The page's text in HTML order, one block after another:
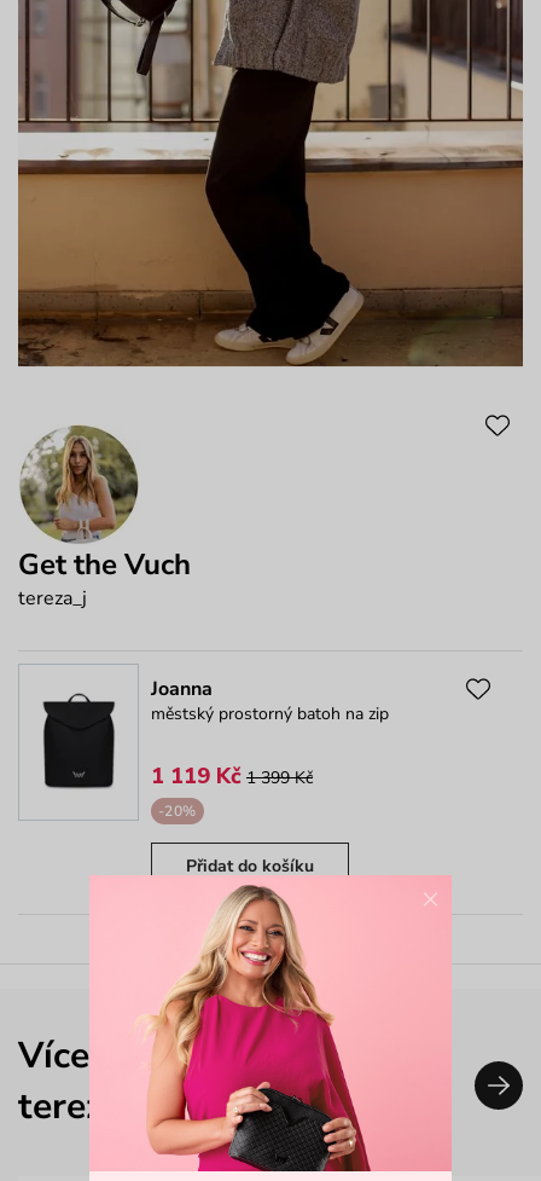
Get the Vuch
tereza_j
Joanna
městský prostorný batoh na zip
1 119 Kč 1 399 Kč
-20%
Přidat do košíku
Více outfitů nejen od
tereza_j
×